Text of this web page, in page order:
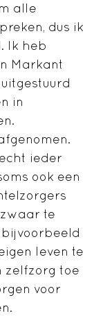
alle
dus ik
Ik heb
Markant
in
ieder
ook een
te
leven te
zelfzorg toe
voor